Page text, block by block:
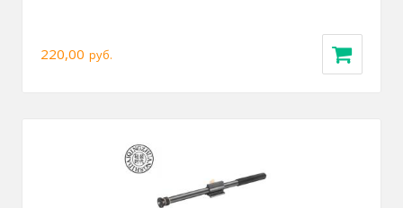
220,00 руб.